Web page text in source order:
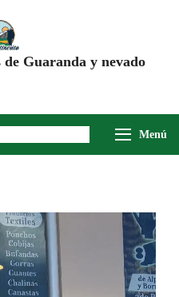
Guaranda y nevado
El Salinerito, Chocolates El
Menú